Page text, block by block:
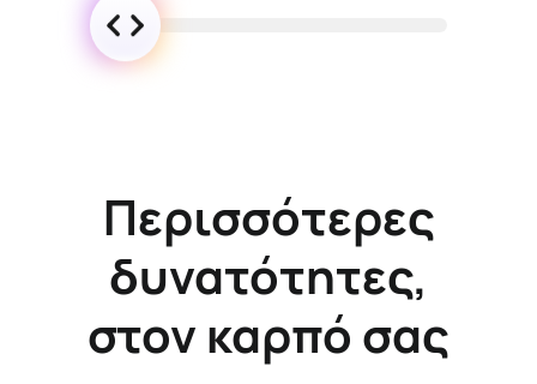
Περισσότερες
δυνατότητες,
στον καρπό σας